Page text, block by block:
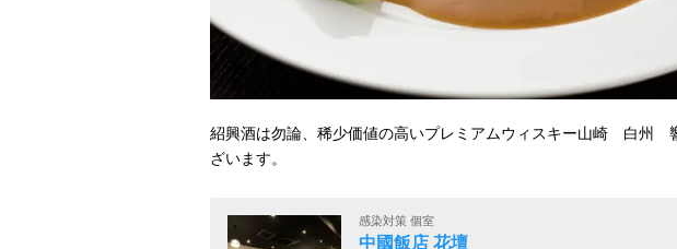
紹興酒は勿論、稀少価値の高いプレミアムウィスキー山崎 白州
ざいます。
感染対策 個室
中國飯店 花壇